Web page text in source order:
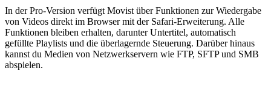
In der Pro-Version verfügt Movist über Funktionen zur Wiedergabe
von Videos direkt im Browser mit der Safari-Erweiterung. Alle
Funktionen bleiben erhalten, darunter Untertitel, automatisch
gefüllte Playlists und die überlagernde Steuerung. Darüber hinaus
kannst du Medien von Netzwerkservern wie FTP, SFTP und SMB
abspielen.